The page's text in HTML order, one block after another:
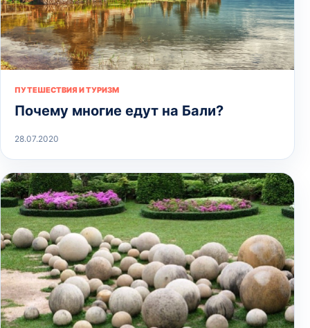
ПУТЕШЕСТВИЯ И ТУРИЗМ
Почему многие едут на Бали?
28.07.2020